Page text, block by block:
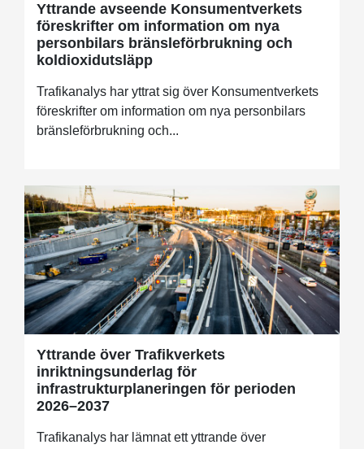
Yttrande avseende Konsumentverkets
föreskrifter om information om nya
personbilars bränsleförbrukning och
koldioxidutsläpp
Trafikanalys har yttrat sig över Konsumentverkets
föreskrifter om information om nya personbilars
bränsleförbrukning och...
Yttrande över Trafikverkets
inriktningsunderlag för
infrastrukturplaneringen för perioden
2026–2037
Trafikanalys har lämnat ett yttrande över